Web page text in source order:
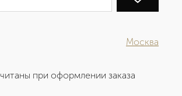
Москва
при оформлении заказа